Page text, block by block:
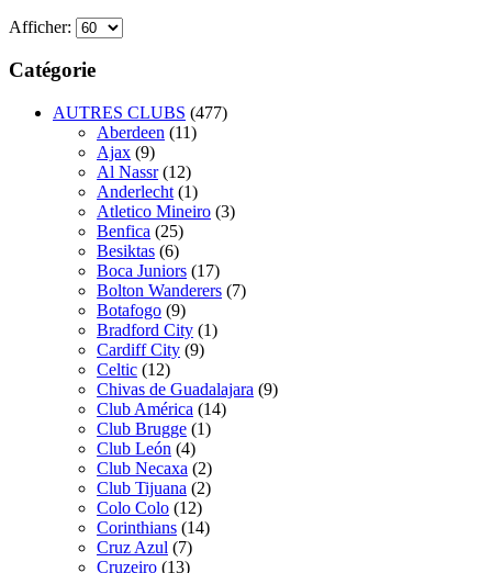
Afficher:
Catégorie
AUTRES CLUBS (477)
Aberdeen (11)
Ajax (9)
Al Nassr (12)
Anderlecht (1)
Atletico Mineiro (3)
Benfica (25)
Besiktas (6)
Boca Juniors (17)
Bolton Wanderers (7)
Botafogo (9)
Bradford City (1)
Cardiff City (9)
Celtic (12)
Chivas de Guadalajara (9)
Club América (14)
Club Brugge (1)
Club León (4)
Club Necaxa (2)
Club Tijuana (2)
Colo Colo (12)
Corinthians (14)
Cruz Azul (7)
Cruzeiro (13)